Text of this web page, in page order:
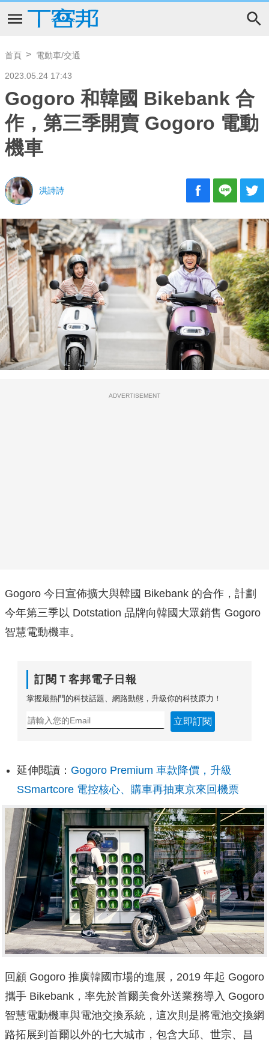
首頁 電動車/交通
2023.05.24 17:43
Gogoro 和韓國 Bikebank 合
作，第三季開賣 Gogoro 電動
機車
洪詩詩
ADVERTISEMENT
Gogoro 今日宣佈擴大與韓國 Bikebank 的合作，計劃
今年第三季以 Dotstation 品牌向韓國大眾銷售 Gogoro
智慧電動機車。
訂閱Ｔ客邦電子日報
掌握最熱門的科技話題、網路動態，升級你的科技原力！
立即訂閱
延伸閱讀： Gogoro Premium 車款降價，升級
SSmartcore 電控核心、購車再抽東京來回機票
回顧 Gogoro 推廣韓國市場的進展，2019 年起 Gogoro
攜手 Bikebank，率先於首爾美食外送業務導入 Gogoro
智慧電動機車與電池交換系統，這次則是將電池交換網
路拓展到首爾以外的七大城市，包含大邱、世宗、昌